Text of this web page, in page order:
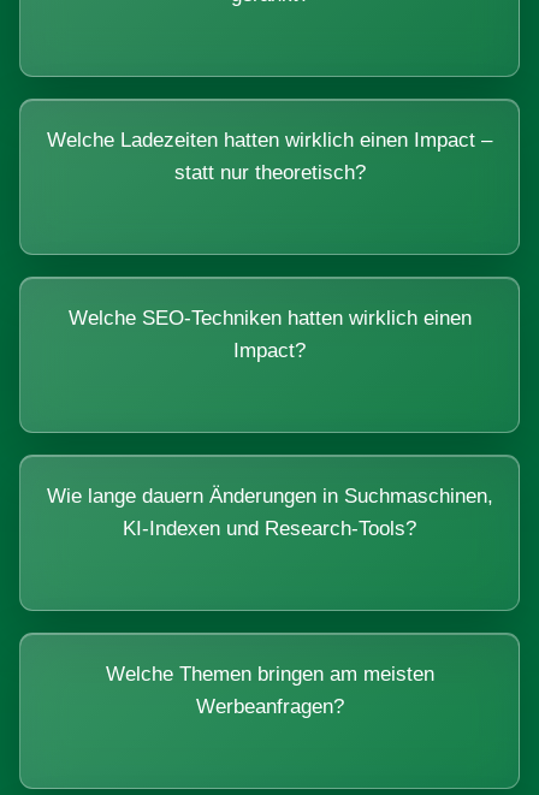
Welche Ladezeiten hatten wirklich einen Impact –
statt nur theoretisch?
Welche SEO-Techniken hatten wirklich einen
Impact?
Wie lange dauern Änderungen in Suchmaschinen,
KI-Indexen und Research-Tools?
Welche Themen bringen am meisten
Werbeanfragen?